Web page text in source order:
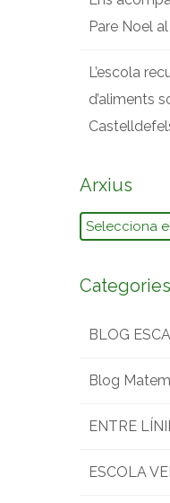
Pare Noel
L’escola
d’aliments
Arxius
Arxius
Categories
BLOG
Blog
ENTRE
ESCOLA